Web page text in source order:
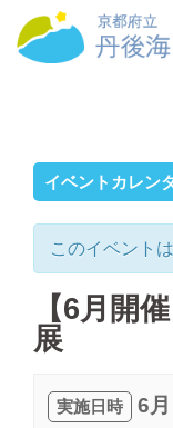
イベントカレン
このイベント
【6月開
展
実施日時 6